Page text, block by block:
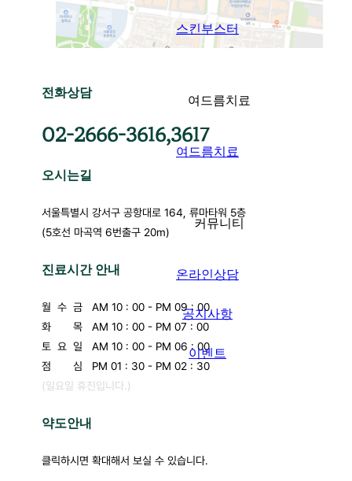
스킨부스터
여드름치료
여드름치료
커뮤니티
온라인상담
공지사항
이벤트
전화상담
02-2666-3616,3617
오시는길
서울특별시 강서구 공항대로 164, 류마타워 5층
(5호선 마곡역 6번출구 20m)
진료시간 안내
월 수 금 AM 10 : 00 - PM 09 : 00
화
목 AM 10 : 00 - PM 07 : 00
토 요 일 AM 10 : 00 - PM 06 : 00
점
심 PM 01 : 30 - PM 02 : 30
(일요일 휴진입니다.)
약도안내
클릭하시면 확대해서 보실 수 있습니다.